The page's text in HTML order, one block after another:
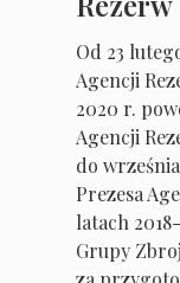
Od 23
Agencji
2020 r.
Agencji
do
Prezesa
latach
Grupy